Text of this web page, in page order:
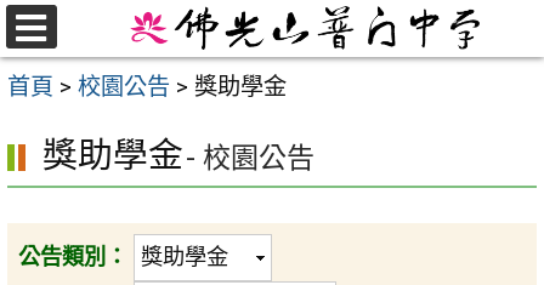
跳
至
主首頁 > 校園公告 > 獎助學金
獎助學金- 校園公告
公告類別：
選
單